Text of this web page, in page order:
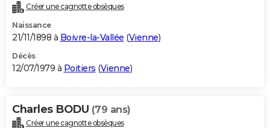
Créer une cagnotte obsèques
Naissance
21/11/1898 à Boivre-la-Vallée (Vienne)
Décès
12/07/1979 à Poitiers (Vienne)
Charles BODU (79 ans)
Créer une cagnotte obsèques